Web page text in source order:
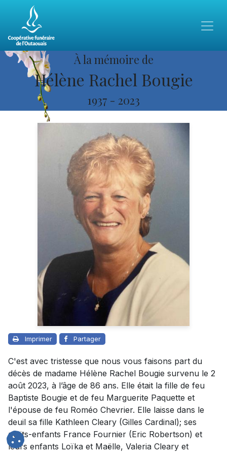
À la mémoire de
Hélène Rachel Bougie
1937 - 2023
Imprimer Partager
C'est avec tristesse que nous vous faisons part du
décès de madame Hélène Rachel Bougie survenu le 2
août 2023, à l’âge de 86 ans. Elle était la fille de feu
Baptiste Bougie et de feu Marguerite Paquette et
l'épouse de feu Roméo Chevrier. Elle laisse dans le
deuil sa fille Kathleen Cleary (Gilles Cardinal); ses
petits-enfants France Fournier (Eric Robertson) et
leurs enfants Loïka et Maëlle, Valeria Cleary et